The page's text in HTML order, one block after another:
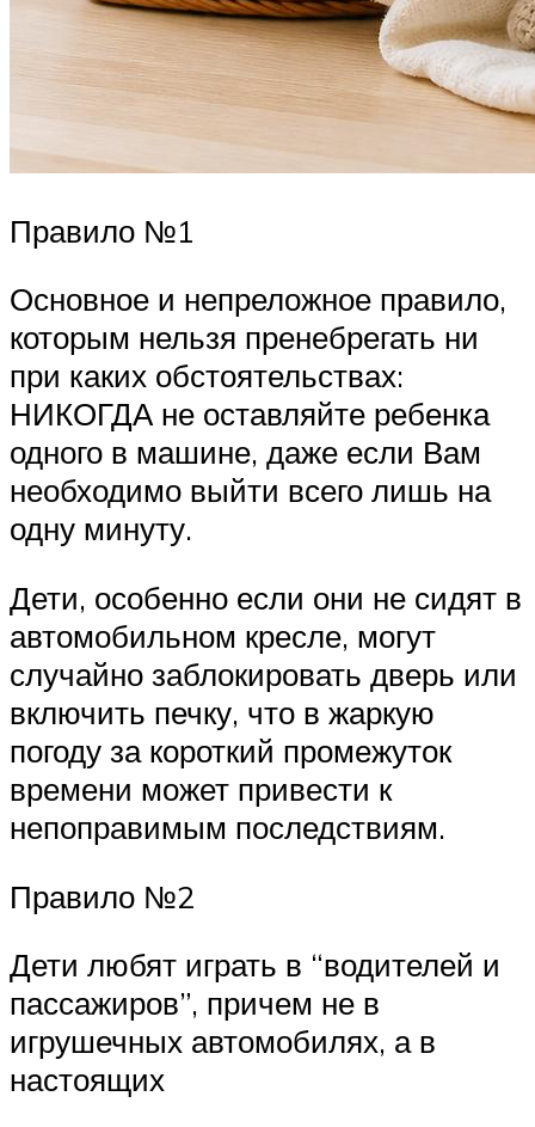
Правило №1
Основное и непреложное правило,
которым нельзя пренебрегать ни
при каких обстоятельствах:
НИКОГДА не оставляйте ребенка
одного в машине, даже если Вам
необходимо выйти всего лишь на
одну минуту.
Дети, особенно если они не сидят в
автомобильном кресле, могут
случайно заблокировать дверь или
включить печку, что в жаркую
погоду за короткий промежуток
времени может привести к
непоправимым последствиям.
Правило №2
Дети любят играть в “водителей и
пассажиров”, причем не в
игрушечных автомобилях, а в
настоящих